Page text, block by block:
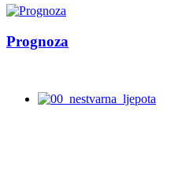
Prognoza